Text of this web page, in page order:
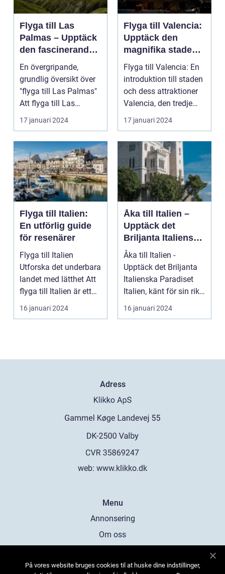
Flyga till Las
Palmas – Upptäck
den fascinerande
ögruppen
En övergripande,
grundlig översikt över
"flyga till Las Palmas"
Att flyga till Las
Palmas, beläget ...
17 januari 2024
Flyga till Valencia:
Upptäck den
magnifika staden
med sin rika
historia och kultur
Flyga till Valencia: En
introduktion till staden
och dess attraktioner
Valencia, den tredje
största...
17 januari 2024
Flyga till Italien:
En utförlig guide
för resenärer
Flyga till Italien
Utforska det underbara
landet med lätthet Att
flyga till Italien är ett
fantast...
16 januari 2024
Åka till Italien –
Upptäck det
Briljanta Italienska
Paradiset
Åka till Italien -
Upptäck det Briljanta
Italienska Paradiset
Italien, känt för sin rika
historia, ...
16 januari 2024
Adress
web: www.klikko.dk
Menu
Annonsering
Om oss
Kontakta oss
På vores website bruges cookies til at huske dine indstillinger,